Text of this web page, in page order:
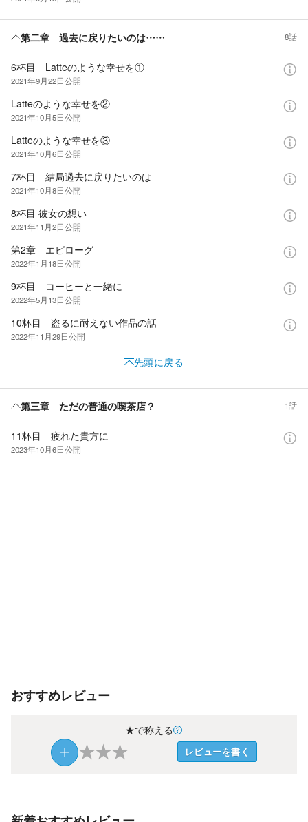
第二章 過去に戻りたいのは…… 8話
6杯目 Latteのような幸せを①
2021年9月22日公開
Latteのような幸せを②
2021年10月5日公開
Latteのような幸せを③
2021年10月6日公開
7杯目 結局過去に戻りたいのは
2021年10月8日公開
8杯目 彼女の想い
2021年11月2日公開
第2章 エピローグ
2022年1月18日公開
9杯目 コーヒーと一緒に
2022年5月13日公開
10杯目 盗るに耐えない作品の話
2022年11月29日公開
先頭に戻る
第三章 ただの普通の喫茶店？ 1話
11杯目 疲れた貴方に
2023年10月6日公開
おすすめレビュー
★で称える
★★★ レビューを書く